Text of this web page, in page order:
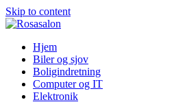
Skip to content
Hjem
Biler og sjov
Boligindretning
Computer og IT
Elektronik